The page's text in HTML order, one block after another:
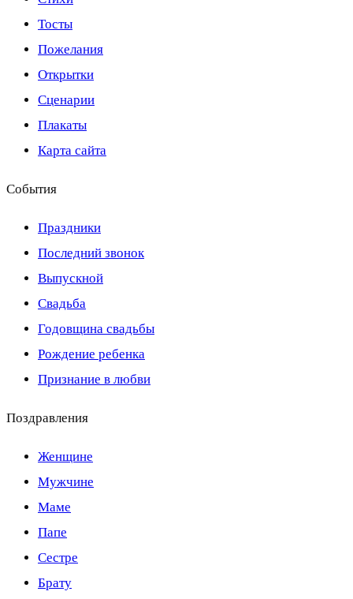
Тосты
Пожелания
Открытки
Сценарии
Плакаты
Карта сайта
События
Праздники
Последний звонок
Выпускной
Свадьба
Годовщина свадьбы
Рождение ребенка
Признание в любви
Поздравления
Женщине
Мужчине
Маме
Папе
Сестре
Брату